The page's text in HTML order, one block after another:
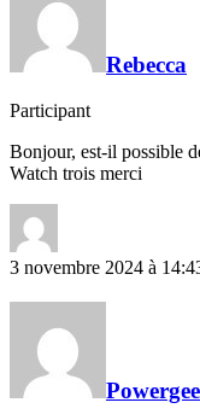
Rebecca
Participant
Bonjour, est-il possible
Watch trois merci
3 novembre 2024 à